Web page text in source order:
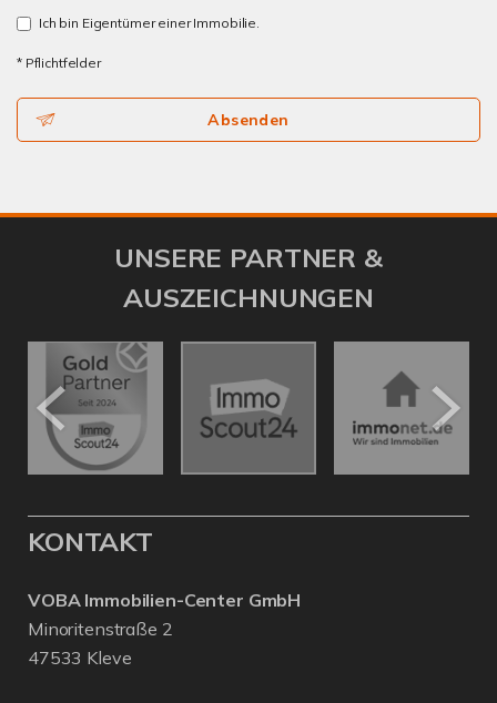
Ich bin Eigentümer einer Immobilie.
* Pflichtfelder
Absenden
UNSERE PARTNER &
AUSZEICHNUNGEN
KONTAKT
VOBA Immobilien-Center GmbH
Minoritenstraße 2
47533 Kleve